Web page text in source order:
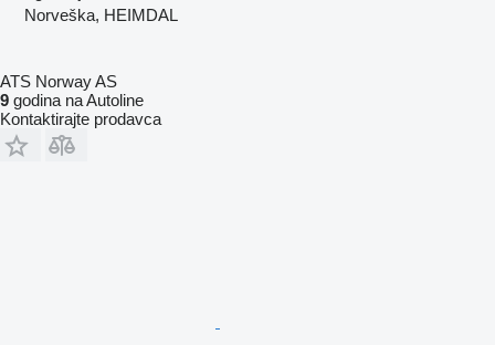
Norveška, HEIMDAL
ATS Norway AS
9 godina na Autoline
Kontaktirajte prodavca